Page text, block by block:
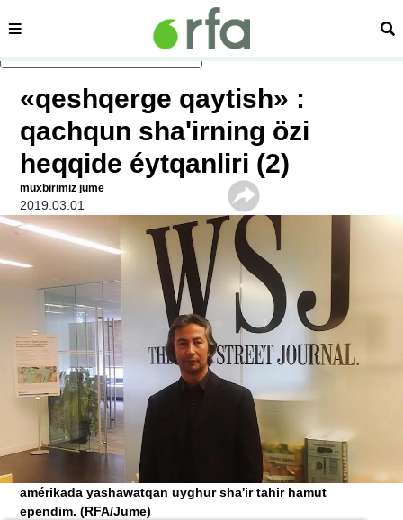
asasliq mezmungha atlang
sehipe
«qeshqerge qaytish» :
qachqun sha'irning özi
heqqide éytqanliri (2)
muxbirimiz jüme
2019.03.01
amérikada yashawatqan uyghur sha'ir tahir hamut
ependim.(RFA/Jume)